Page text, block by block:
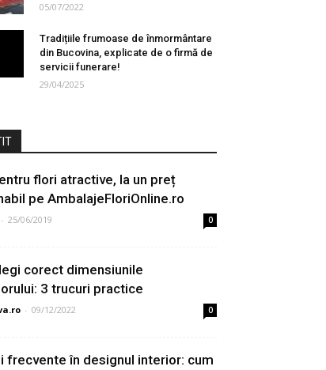
05/07/2022
Tradițiile frumoase de înmormântare
din Bucovina, explicate de o firmă de
servicii funerare!
29/04/2025
flori atractive, la un preț
pe AmbalajeFloriOnline.ro
- 25/06/2019 0
corect dimensiunile
3 trucuri practice
- 09/12/2022 0
frecvente în designul interior: cum